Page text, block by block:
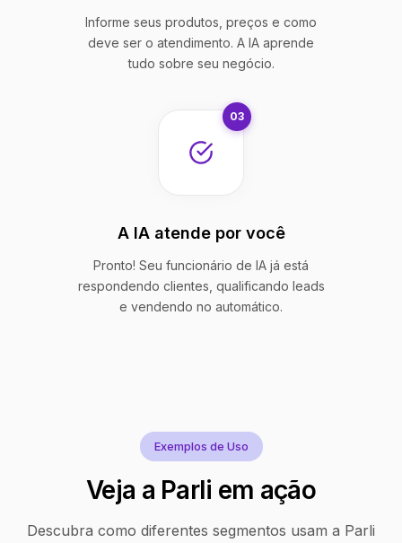
Informe seus produtos, preços e como
deve ser o atendimento. A IA aprende
tudo sobre seu negócio.
03
A IA atende por você
Pronto! Seu funcionário de IA já está
respondendo clientes, qualificando leads
e vendendo no automático.
Exemplos de Uso
Veja a Parli em ação
Descubra como diferentes segmentos usam a Parli